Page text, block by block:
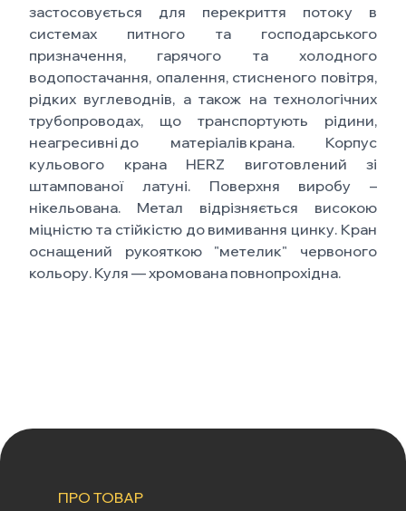
застосовується для перекриття потоку в
системах питного та господарського
призначення, гарячого та холодного
водопостачання, опалення, стисненого повітря,
рідких вуглеводнів, а також на технологічних
трубопроводах, що транспортують рідини,
неагресивні до матеріалів крана. Корпус
кульового крана HERZ виготовлений зі
штампованої латуні. Поверхня виробу –
нікельована. Метал відрізняється високою
міцністю та стійкістю до вимивання цинку. Кран
оснащений рукояткою "метелик" червоного
кольору. Куля — хромована повнопрохідна.
ПРО ТОВАР